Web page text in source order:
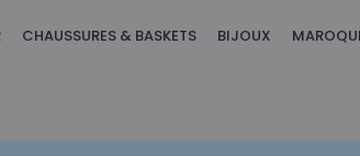
CHAUSSURES & BASKETS BIJOUX